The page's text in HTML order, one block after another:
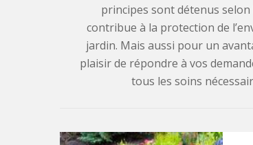
principes sont détenus
contribue à la protection de
jardin. Mais aussi pour un
plaisir de répondre à vos
tous les soins